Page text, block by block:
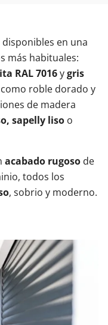
disponibles en una
más habituales:
RAL 7016ygris
roble dorado y
de madera
sapelly liso o
acabado rugoso de
todos los
, sobrio y moderno.